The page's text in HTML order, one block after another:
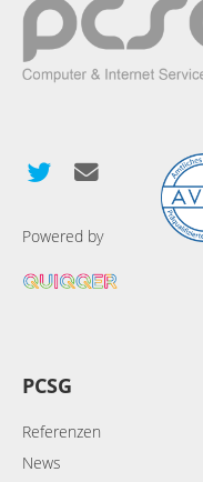
Powered by
PCSG
Referenzen
News